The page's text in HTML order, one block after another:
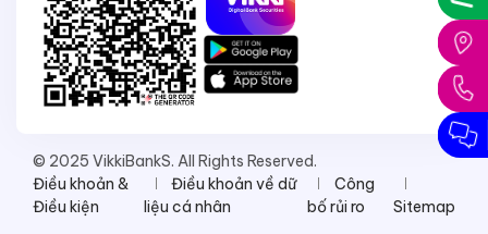
© 2025 VikkiBankS. All Rights Reserved.
Điều khoản &
Điều kiện
Điều khoản về dữ
liệu cá nhân
Công
bố rủi ro
Sitemap